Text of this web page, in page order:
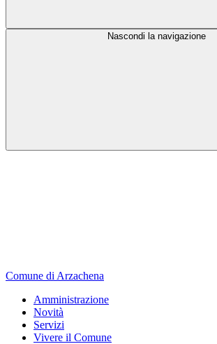
Nascondi la navigazione
Comune di Arzachena
Amministrazione
Novità
Servizi
Vivere il Comune